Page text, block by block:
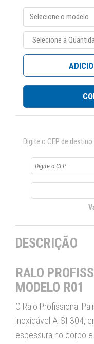
Digite o CEP de
DESCRIÇÃO
RALO
MODELO R01
O Ralo Profissional
inoxidável AISI 304,
espessura no corpo